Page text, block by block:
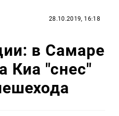
28.10.2019, 16:18
в Самаре
Киа "снес"